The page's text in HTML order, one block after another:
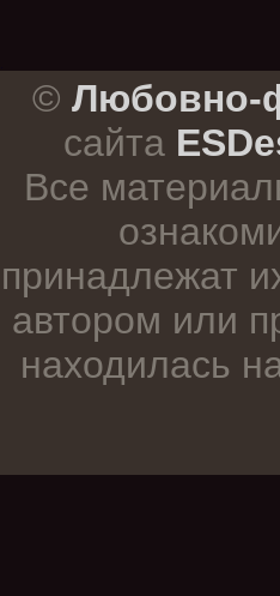
© Любовно-
сайта
Все
принадлежат
автором или
находилась